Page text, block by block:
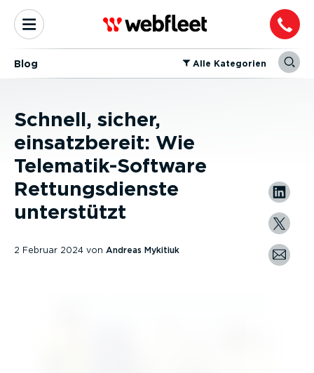
Blog ⁠Alle Kategorien
Schnell, sicher,
einsatzbereit: Wie
Telematik-Software
Rettungsdienste
unterstützt
2 Februar 2024 von Andreas Mykitiuk